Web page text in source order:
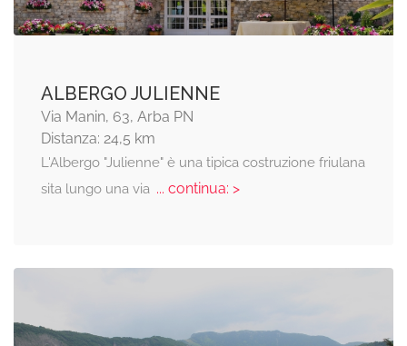
ALBERGO JULIENNE
Via Manin, 63, Arba PN
Distanza: 24,5 km
L'Albergo "Julienne" è una tipica costruzione friulana
sita lungo una via... continua: >